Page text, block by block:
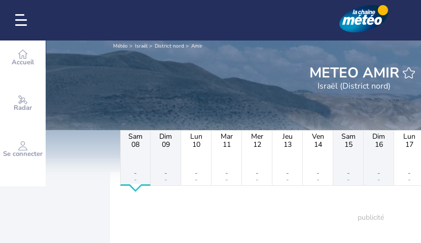
Accueil
Radar
Se connecter
Météo Israël District nord Amir
METEO AMIR
Israël (District nord)
Sam
08
-
-
Dim
09
-
-
Lun
10
-
-
Mar
11
-
-
Mer
12
-
-
Jeu
13
-
-
Ven
14
-
-
Sam
15
-
-
Dim
16
-
-
Lun
17
-
-